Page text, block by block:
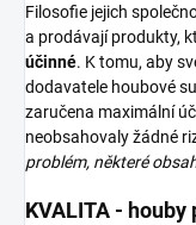
Filosofie jejich
a prodávají produkty,
účinné. K tomu, aby
dodavatele houbové
zaručena maximální
neobsahovaly žádné
problém, některé
KVALITA -